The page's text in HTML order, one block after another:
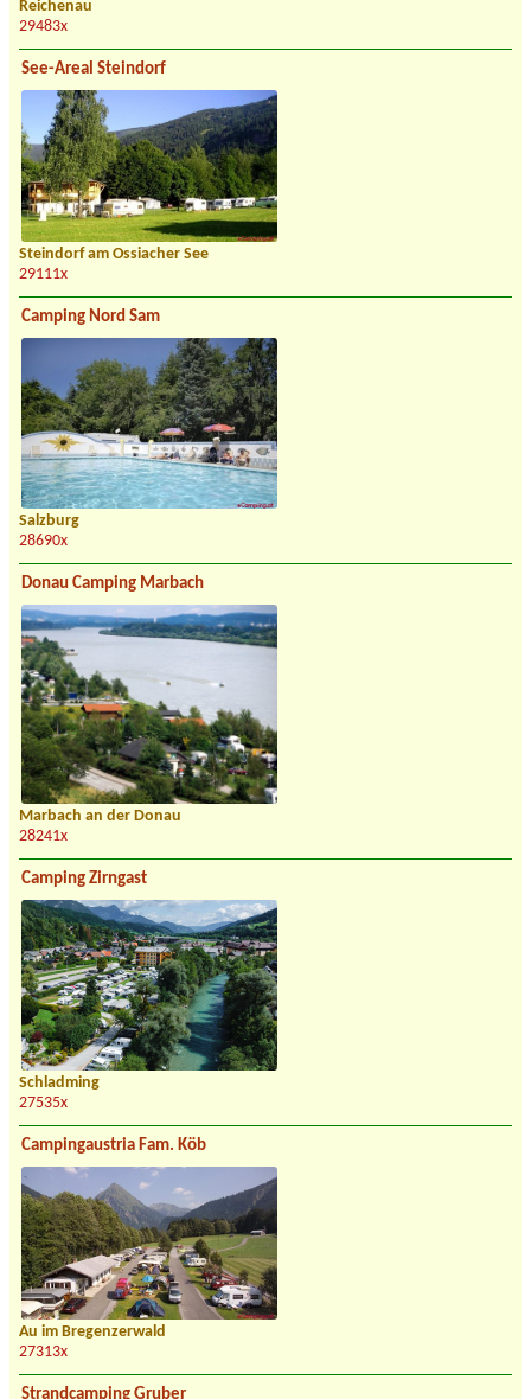
Reichenau
29483x
See-Areal Steindorf
Steindorf am Ossiacher See
29111x
Camping Nord Sam
Salzburg
28690x
Donau Camping Marbach
Marbach an der Donau
28241x
Camping Zirngast
Schladming
27535x
Campingaustria Fam. Köb
Au im Bregenzerwald
27313x
Strandcamping Gruber